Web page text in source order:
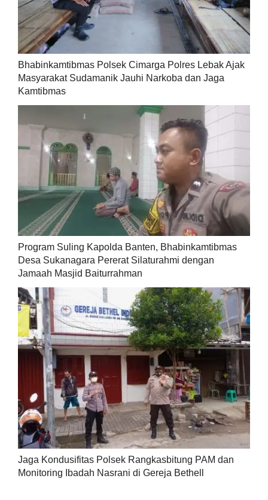
Bhabinkamtibmas Polsek Cimarga Polres Lebak Ajak
Masyarakat Sudamanik Jauhi Narkoba dan Jaga
Kamtibmas
Program Suling Kapolda Banten, Bhabinkamtibmas
Desa Sukanagara Pererat Silaturahmi dengan
Jamaah Masjid Baiturrahman
Jaga Kondusifitas Polsek Rangkasbitung PAM dan
Monitoring Ibadah Nasrani di Gereja Bethell